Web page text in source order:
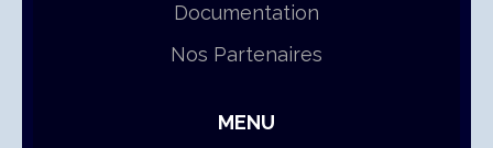
Documentation
Nos Partenaires
MENU